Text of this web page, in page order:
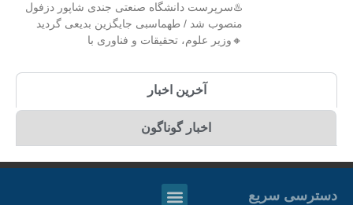
♨️سرپرست دانشگاه صنعتی جندی شاپور دزفول
منصوب شد / طهماسبی جایگزین بدیعی گردید
🔸وزیر علوم، تحقیقات و فناوری با
آخرین اخبار
اخبار گوناگون
دسترسی سریع